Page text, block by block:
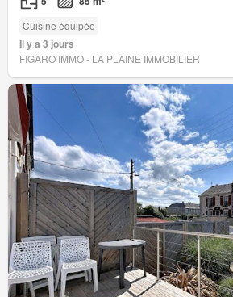
Cuisine équipée
Il y a 3 jours
FIGARO IMMO - LA PLAINE IMMOBILIER